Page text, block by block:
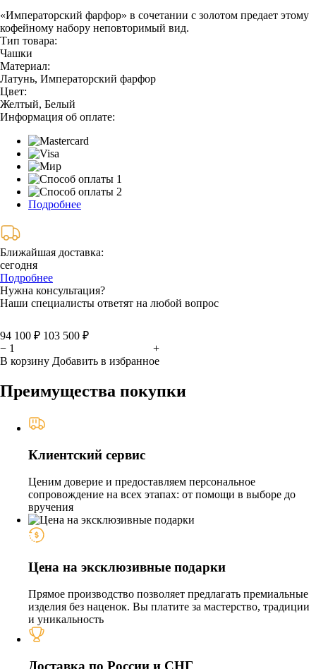
«Императорский фарфор» в сочетании с золотом предает этому
кофейному набору неповторимый вид.
Тип товара:
Чашки
Материал:
Латунь, Императорский фарфор
Цвет:
Желтый, Белый
Информация об оплате:
Подробнее
Ближайшая доставка:
сегодня
Подробнее
Нужна консультация?
Наши специалисты ответят на любой вопрос
94 100 ₽ 103 500 ₽
−
+
В корзину Добавить в избранное
Преимущества покупки
Клиентский сервис
Ценим доверие и предоставляем персональное
сопровождение на всех этапах: от помощи в выборе до
вручения
Цена на эксклюзивные подарки
Прямое производство позволяет предлагать премиальные
изделия без наценок. Вы платите за мастерство, традиции
и уникальность
Доставка по России и СНГ